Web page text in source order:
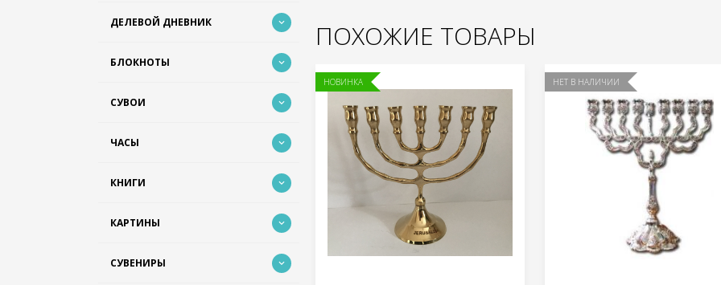
ДЕЛЕВОЙ ДНЕВНИК
БЛОКНОТЫ
СУВОИ
ЧАСЫ
КНИГИ
КАРТИНЫ
СУВЕНИРЫ
ПОХОЖИЕ ТОВАРЫ
НОВИНКА НЕТ В НАЛИЧИИ